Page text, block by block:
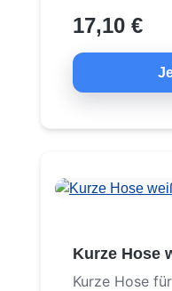
17,10 €
Kurze Hose
Kurze Hose